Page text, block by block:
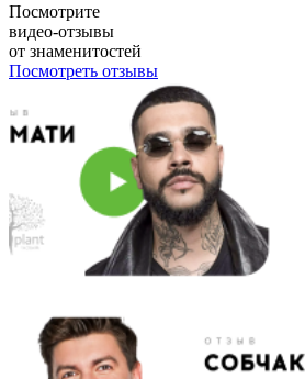
Посмотрите
видео-отзывы
от знаменитостей
Посмотреть отзывы